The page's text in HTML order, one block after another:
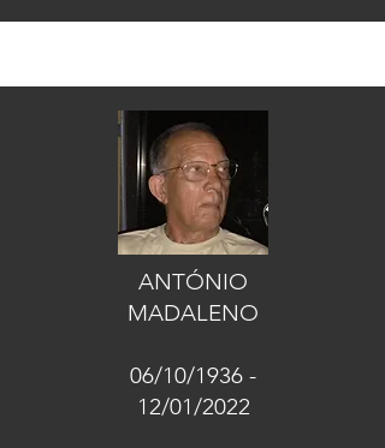
ANTÓNIO
MADALENO
06/10/1936 -
12/01/2022